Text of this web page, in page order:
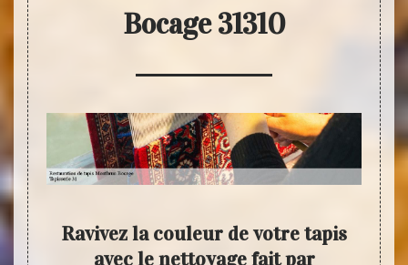
Bocage 31310
à
Ravivez la couleur de votre tapis
avec le nettoyage fait par